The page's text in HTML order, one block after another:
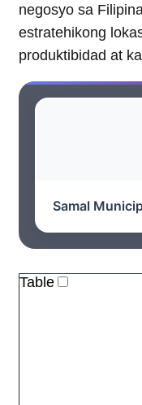
negosyo sa
estratehikong
produktibidad at
Samal
Table